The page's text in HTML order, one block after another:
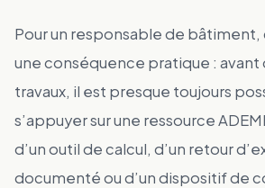
Pour un responsable de
une conséquence pratique : avant
travaux, il est presque toujours
s’appuyer sur une ressource
d’un outil de calcul, d’un retour
documenté ou d’un dispositif de